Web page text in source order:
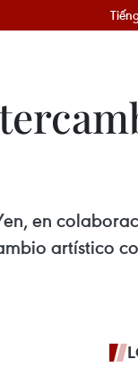
en
artístico